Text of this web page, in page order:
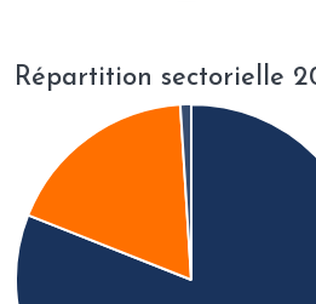
Répartition sectorielle